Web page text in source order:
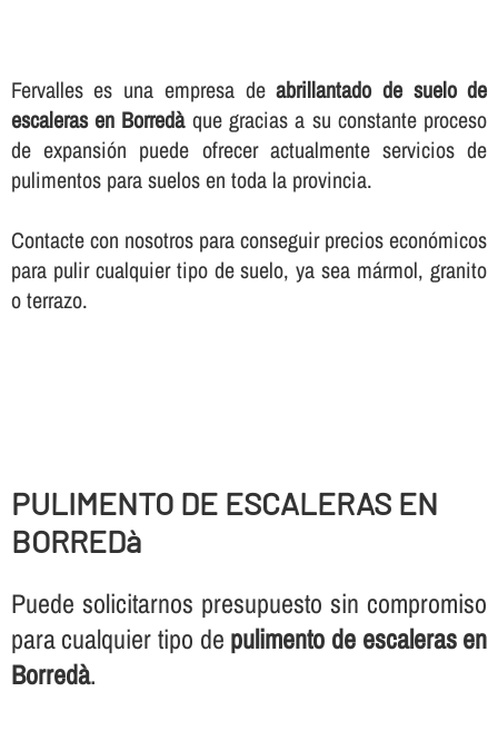
Fervalles es una empresa deabrillantado de suelo de
escaleras en Borredàque gracias a su constante proceso
de expansión puede ofrecer actualmente servicios de
pulimentos para suelos en toda la provincia.
Contacte con nosotros para conseguir precios económicos
para pulir cualquier tipo de suelo, ya sea mármol, granito
o terrazo.
PULIMENTO DE ESCALERAS EN
BORREDà
Puede solicitarnos presupuesto sin compromiso
para cualquier tipo de pulimento de escaleras en
Borredà.